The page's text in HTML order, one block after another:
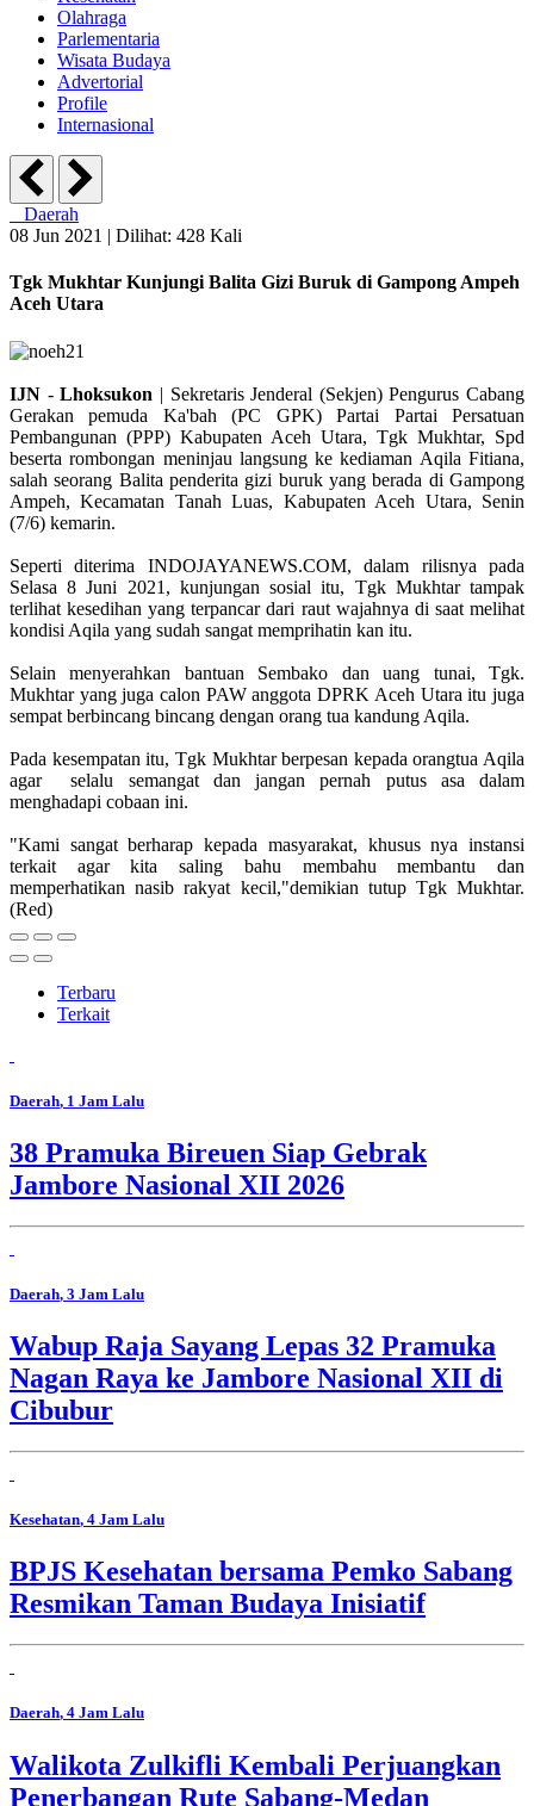
Olahraga
Parlementaria
Wisata Budaya
Advertorial
Profile
Internasional
Daerah
08 Jun 2021 | Dilihat: 428 Kali
Tgk Mukhtar Kunjungi Balita Gizi Buruk di Gampong Ampeh
Aceh Utara
IJN -Lhoksukon | Sekretaris Jenderal (Sekjen) Pengurus Cabang
Gerakan pemuda Ka'bah (PC GPK) Partai Partai Persatuan
Pembangunan (PPP) Kabupaten Aceh Utara, Tgk Mukhtar, Spd
beserta rombongan meninjau langsung ke kediaman Aqila Fitiana,
salah seorang Balita penderita gizi buruk yang berada di Gampong
Ampeh, Kecamatan Tanah Luas, Kabupaten Aceh Utara, Senin
(7/6) kemarin.
Seperti diterima INDOJAYANEWS.COM, dalam rilisnya pada
Selasa 8 Juni 2021, kunjungan sosial itu, Tgk Mukhtar tampak
terlihat kesedihan yang terpancar dari raut wajahnya di saat melihat
kondisi Aqila yang sudah sangat memprihatin kan itu.
Selain menyerahkan bantuan Sembako dan uang tunai, Tgk.
Mukhtar yang juga calon PAW anggota DPRK Aceh Utara itu juga
sempat berbincang bincang dengan orang tua kandung Aqila.
Pada kesempatan itu, Tgk Mukhtar berpesan kepada orangtua Aqila
agar selalu semangat dan jangan pernah putus asa dalam
menghadapi cobaan ini.
"Kami sangat berharap kepada masyarakat, khusus nya instansi
terkait agar kita saling bahu membahu membantu dan
memperhatikan nasib rakyat kecil,"demikian tutup Tgk Mukhtar.
(Red)
Terbaru
Terkait
Daerah, 1 Jam Lalu
38 Pramuka Bireuen Siap Gebrak
Jambore Nasional XII 2026
Daerah, 3 Jam Lalu
Wabup Raja Sayang Lepas 32 Pramuka
Nagan Raya ke Jambore Nasional XII di
Cibubur
Kesehatan, 4 Jam Lalu
BPJS Kesehatan bersama Pemko Sabang
Resmikan Taman Budaya Inisiatif
Daerah, 4 Jam Lalu
Walikota Zulkifli Kembali Perjuangkan
Penerbangan Rute Sabang-Medan